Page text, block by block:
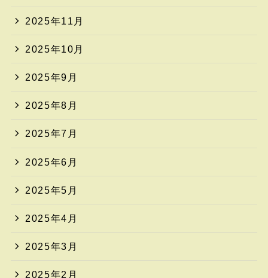
2025年11月
2025年10月
2025年9月
2025年8月
2025年7月
2025年6月
2025年5月
2025年4月
2025年3月
2025年2月